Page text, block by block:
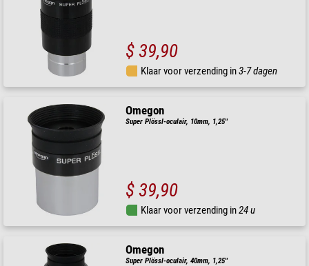
$ 39,90
Klaar voor verzending in3-7 dagen
Omegon
Super Plössl-oculair, 10mm, 1,25''
$ 39,90
Klaar voor verzending in24 u
Omegon
Super Plössl-oculair, 40mm, 1,25''